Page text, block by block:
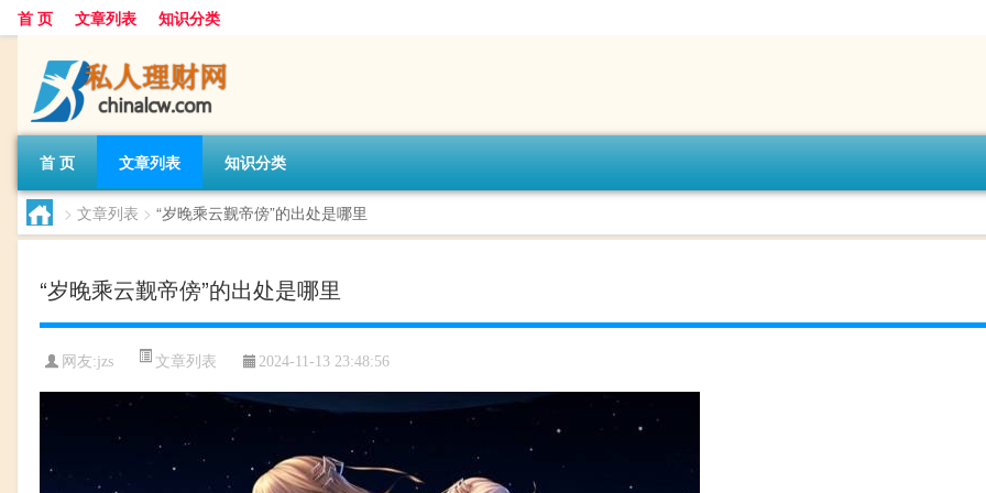
首 页 文章列表 知识分类
首 页 文章列表 知识分类
> 文章列表 > “岁晚乘云觐帝傍”的出处是哪里
“岁晚乘云觐帝傍”的出处是哪里
网友:jzs 文章列表 2024-11-13 23:48:56